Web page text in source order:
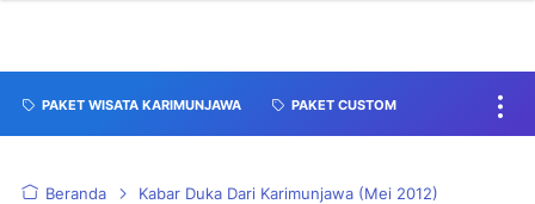
PAKET WISATA KARIMUNJAWA PAKET CUSTOM
Beranda Kabar Duka Dari Karimunjawa (Mei 2012)